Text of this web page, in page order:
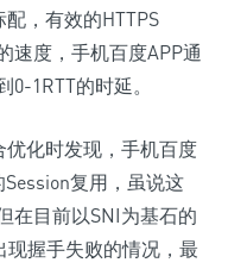
，有效的HTTPS
速度，手机百度APP通
1RTT的时延。
化时发现，手机百度
复用，虽说这
在目前以SNI为基石的
现握手失败的情况，最